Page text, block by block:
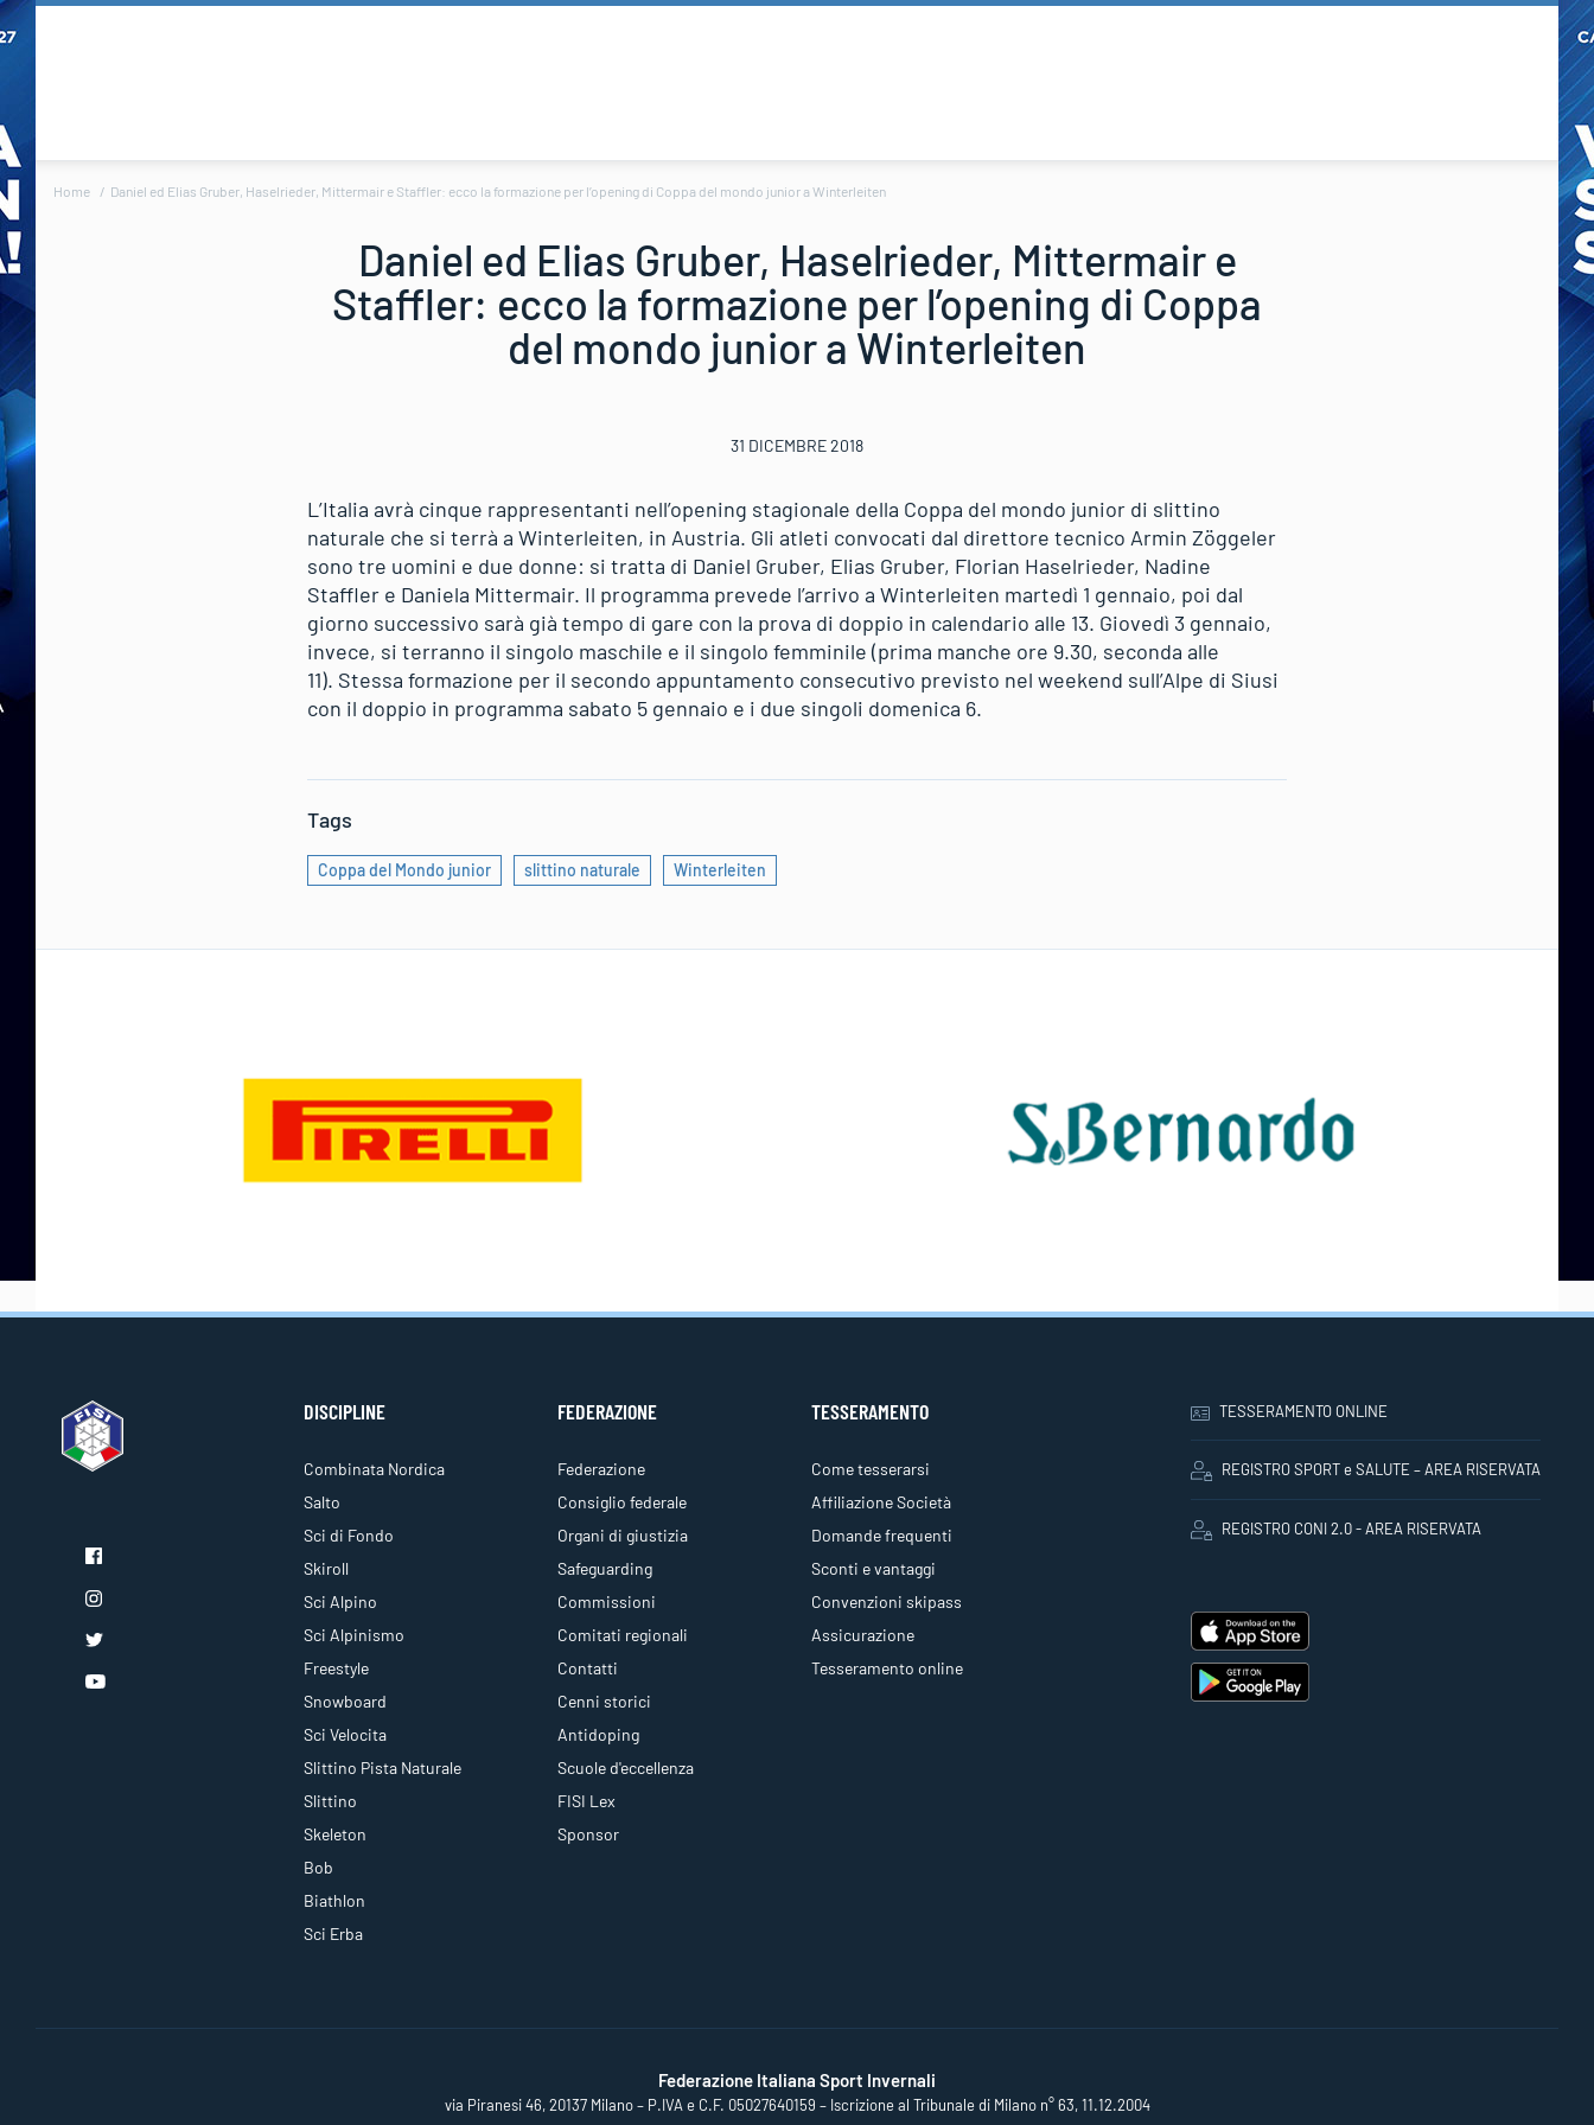
Home Daniel ed Elias Gruber, Haselrieder, Mittermair e Staffler: ecco la formazione per l’opening di Coppa del mondo junior a Winterleiten
Daniel ed Elias Gruber, Haselrieder, Mittermair e
Staffler: ecco la formazione per l’opening di Coppa
del mondo junior a Winterleiten
31 DICEMBRE 2018
L’Italia avrà cinque rappresentanti nell’opening stagionale della Coppa del mondo junior di slittino
naturale che si terrà a Winterleiten, in Austria. Gli atleti convocati dal direttore tecnico Armin Zöggeler
sono tre uomini e due donne: si tratta di Daniel Gruber, Elias Gruber, Florian Haselrieder, Nadine
Staffler e Daniela Mittermair. Il programma prevede l’arrivo a Winterleiten martedì 1 gennaio, poi dal
giorno successivo sarà già tempo di gare con la prova di doppio in calendario alle 13. Giovedì 3 gennaio,
invece, si terranno il singolo maschile e il singolo femminile (prima manche ore 9.30, seconda alle
11). Stessa formazione per il secondo appuntamento consecutivo previsto nel weekend sull’Alpe di Siusi
con il doppio in programma sabato 5 gennaio e i due singoli domenica 6.
Tags
Coppa del Mondo junior slittino naturale Winterleiten
DISCIPLINE
Combinata Nordica
Salto
Sci di Fondo
Skiroll
Sci Alpino
Sci Alpinismo
Freestyle
Snowboard
Sci Velocita
Slittino Pista Naturale
Slittino
Skeleton
Bob
Biathlon
Sci Erba
FEDERAZIONE
Federazione
Consiglio federale
Organi di giustizia
Safeguarding
Commissioni
Comitati regionali
Contatti
Cenni storici
Antidoping
Scuole d'eccellenza
FISI Lex
Sponsor
TESSERAMENTO
Come tesserarsi
Affiliazione Società
Domande frequenti
Sconti e vantaggi
Convenzioni skipass
Assicurazione
Tesseramento online
TESSERAMENTO ONLINE
REGISTRO SPORT e SALUTE – AREA RISERVATA
REGISTRO CONI 2.0 - AREA RISERVATA
Federazione Italiana Sport Invernali
via Piranesi 46, 20137 Milano – P.IVA e C.F. 05027640159 – Iscrizione al Tribunale di Milano n° 63, 11.12.2004